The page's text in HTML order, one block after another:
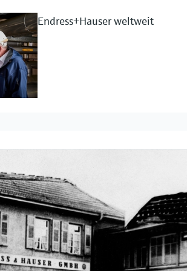
Internet der Dinge
Endress+Hauser weltweit